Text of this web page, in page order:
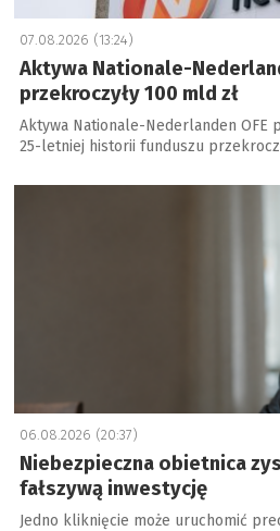
07.08.2026 (13:24)
Aktywa Nationale-
przekroczyły 100 mld zł
Aktywa Nationale-Nederlanden OFE
25-letniej historii funduszu
a
06.08.2026 (20:37)
Niebezpieczna obietnica
fałszywą inwestycję
Jedno kliknięcie może uruchomić